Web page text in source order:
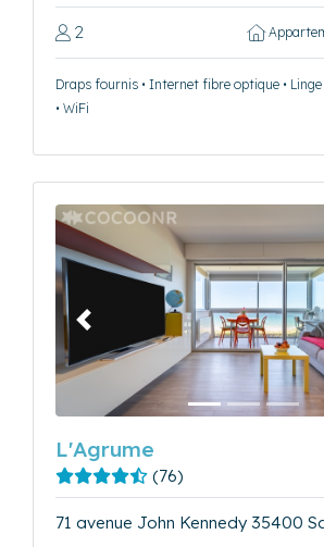
2
Draps fournis • Internet fibre optique •
• WiFi
Précédent
L'Agrume
(76)
71 avenue John Kennedy 35400